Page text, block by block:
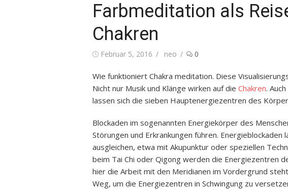
Farbmeditation als
Chakren
Posted
Februar 5, 2016 Author
neo 0
Wie funktioniert Chakra meditation. Diese
Nicht nur Musik und Klänge wirken auf die Chakren.
lassen sich die sieben Hauptenergiezentren des
Blockaden im sogenannten Energiekörper des
Störungen und Erkrankungen führen. Energieblockaden
ausgleichen, etwa mit Akupunktur oder speziellen
beim Tai Chi oder Qigong werden die Energiezentren
hier die Arbeit mit den Meridianen im Vordergrund
Weg, um die Energiezentren in Schwingung zu